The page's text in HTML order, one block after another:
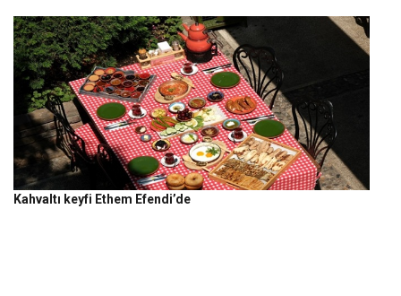
Kahvaltı keyfi Ethem Efendi’de